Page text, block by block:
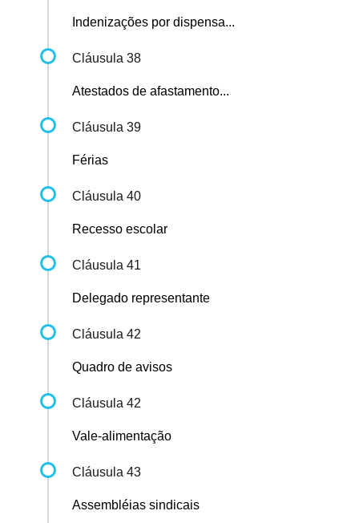
Indenizações por dispensa...
Cláusula 38
Atestados de afastamento...
Cláusula 39
Férias
Cláusula 40
Recesso escolar
Cláusula 41
Delegado representante
Cláusula 42
Quadro de avisos
Cláusula 42
Vale-alimentação
Cláusula 43
Assembléias sindicais